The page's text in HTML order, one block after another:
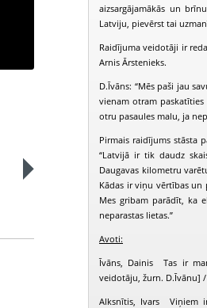
aizsargājamākās un
Latviju, pievērst tai
Raidījuma veidotāji ir
Arnis Ārstenieks.
D.Īvāns: “Mēs paši jau
vienam otram
otru pasaules malu, ja
Pirmais raidījums stāsta
“Latvijā ir tik daudz
Daugavas kilometru
Kādas ir viņu vērtības un
Mes gribam parādīt, ka
neparastas lietas.”
Avoti:
Īvāns, Dainis Tas ir
veidotāju, žurn. D.Īvānu] /
Alksnītis, Ivars Viņiem